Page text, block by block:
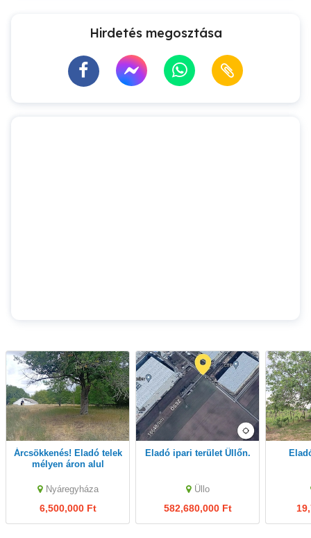
Hirdetés megosztása
Árcsökkenés! Eladó telek
mélyen áron alul
Nyáregyháza
6,500,000 Ft
Eladó ipari terület Üllőn.
Üllo
582,680,000 Ft